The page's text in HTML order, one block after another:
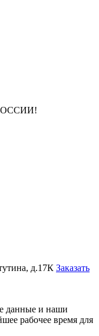
д.17К Заказать
данные и наши
рабочее время для